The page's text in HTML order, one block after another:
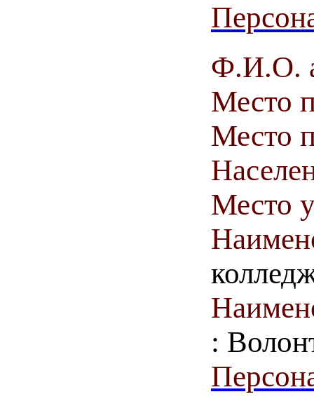
Ф.И.О.
Место
Место
Место
: